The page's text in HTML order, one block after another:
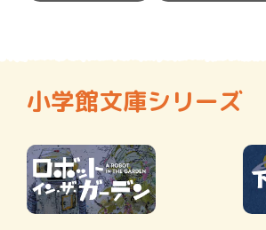
小学館文庫シリーズ